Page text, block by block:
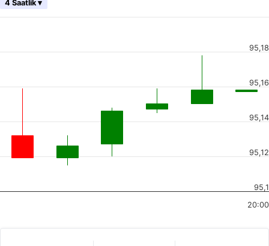
4 Saatlik ▾
20:00
95,1
95,12
95,14
95,16
95,18